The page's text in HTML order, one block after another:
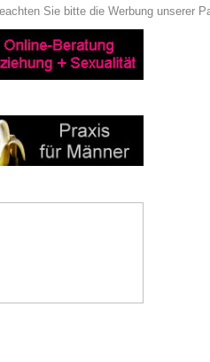
Sie bitte die Werbung unserer